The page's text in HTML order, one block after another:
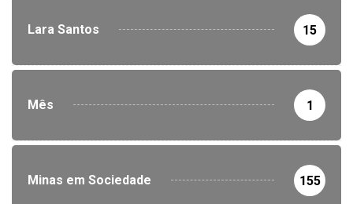
Lara Santos 15
Mês 1
Minas em Sociedade 155